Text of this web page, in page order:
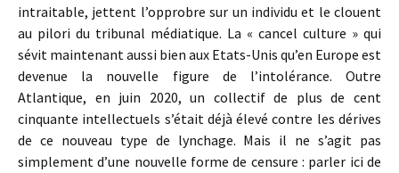
intraitable, jettent l’opprobre sur un individu et le clouent
au pilori du tribunal médiatique. La « cancel culture » qui
sévit maintenant aussi bien aux Etats-Unis qu’en Europe est
devenue la nouvelle figure de l’intolérance. Outre
Atlantique, en juin 2020, un collectif de plus de cent
cinquante intellectuels s’était déjà élevé contre les dérives
de ce nouveau type de lynchage. Mais il ne s’agit pas
simplement d’une nouvelle forme de censure : parler ici de